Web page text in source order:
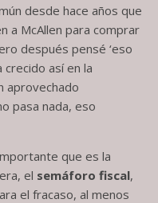
desde hace años que
a McAllen para comprar
después pensé ‘eso
crecido así en la
aprovechado
pasa nada, eso
que es la
el semáforo fiscal,
el fracaso, al menos